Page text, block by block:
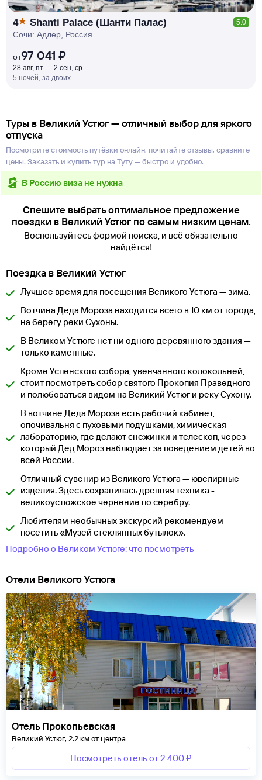
4 Shanti Palace (Шанти Палас) 5.0
Сочи: Адлер, Россия
от97 041 ₽
28 авг, пт — 2 сен, ср
5 ночей, за двоих
Туры в Великий Устюг — отличный выбор для яркого
отпуска
Посмотрите стоимость путёвки онлайн, почитайте отзывы, сравните
цены. Заказать и купить тур на Туту — быстро и удобно.
в Россию виза не нужна
Спешите выбрать оптимальное предложение
поездки в Великий Устюг по самым низким ценам.
Воспользуйтесь формой поиска, и всё обязательно
найдётся!
Поездка в Великий Устюг
Лучшее время для посещения Великого Устюга — зима.
Вотчина Деда Мороза находится всего в 10 км от города,
на берегу реки Сухоны.
В Великом Устюге нет ни одного деревянного здания —
только каменные.
Кроме Успенского собора, увенчанного колокольней,
стоит посмотреть собор святого Прокопия Праведного
и полюбоваться видом на Великий Устюг и реку Сухону.
В вотчине Деда Мороза есть рабочий кабинет,
опочивальня с пуховыми подушками, химическая
лабораторию, где делают снежинки и телескоп, через
который Дед Мороз наблюдает за поведением детей во
всей России.
Отличный сувенир из Великого Устюга — ювелирные
изделия. Здесь сохранилась древняя техника -
великоустюжское чернение по серебру.
Любителям необычных экскурсий рекомендуем
посетить «Музей стеклянных бутылок».
Подробно о Великом Устюге: что посмотреть
Отели Великого Устюга
Отель Прокопьевская
Великий Устюг, 2.2 км от центра
Посмотреть отель от 2 400 ₽